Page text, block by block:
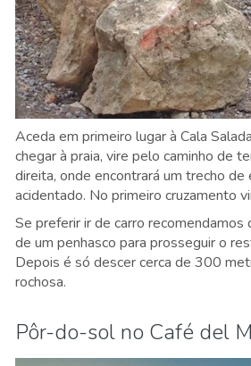
Aceda em primeiro lugar à Cala
chegar à praia, vire pelo caminho de
direita, onde encontrará um trecho de
acidentado. No primeiro cruzamento
Se preferir ir de carro recomendamos
de um penhasco para prosseguir o
Depois é só descer cerca de 300
rochosa.
Pôr-do-sol no Café del